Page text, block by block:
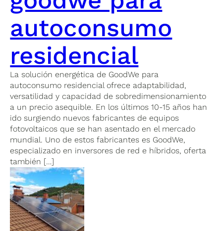
autoconsumo
residencial
La solución energética de GoodWe para
autoconsumo residencial ofrece adaptabilidad,
versatilidad y capacidad de sobredimensionamiento
a un precio asequible. En los últimos 10-15 años han
ido surgiendo nuevos fabricantes de equipos
fotovoltaicos que se han asentado en el mercado
mundial. Uno de estos fabricantes es GoodWe,
especializado en inversores de red e híbridos, oferta
también […]